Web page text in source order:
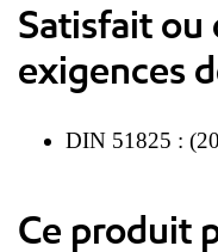
Satisfait ou
exigences
DIN 51825 :
Ce produit